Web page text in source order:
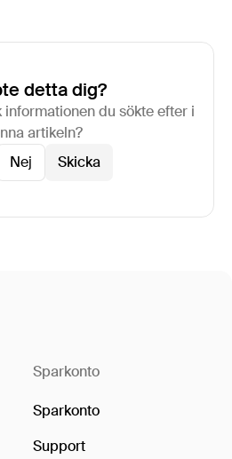
detta dig?
du sökte efter i
artikeln?
Nej
Sparkonto
Sparkonto
Support